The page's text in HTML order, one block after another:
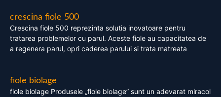
crescina fiole 500
Crescina fiole 500 reprezinta solutia inovatoare pentru
tratarea problemelor cu parul. Aceste fiole au capacitatea de
a regenera parul, opri caderea parului si trata matreata
fiole biolage
fiole biolage Produsele „fiole biolage” sunt un adevarat miracol